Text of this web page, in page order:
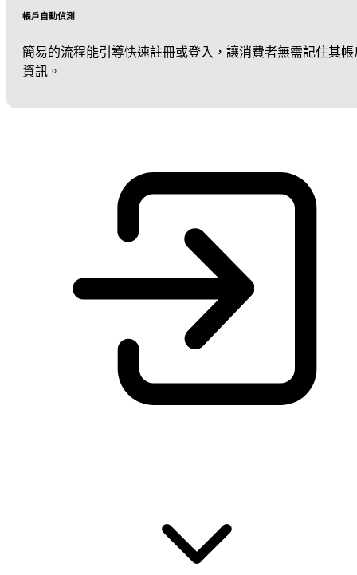
帳戶自動偵測
簡易的流程能引導快速註冊或登入，讓消費者無需記住其帳
資訊。